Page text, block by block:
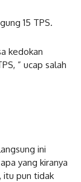
15 TPS.
kedokan
” ucap salah
ini
yang kiranya
itu pun tidak